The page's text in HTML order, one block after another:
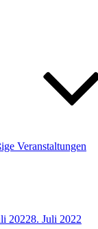
Veranstaltungen
20228. Juli 2022